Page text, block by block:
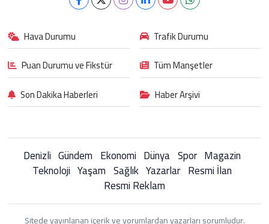
Hava Durumu
Trafik Durumu
Puan Durumu ve Fikstür
Tüm Manşetler
Son Dakika Haberleri
Haber Arşivi
Denizli Gündem Ekonomi Dünya Spor Magazin
Teknoloji Yaşam Sağlık Yazarlar Resmi İlan
Resmi Reklam
Sitede yayınlanan içerik ve yorumlardan yazarları sorumludur.